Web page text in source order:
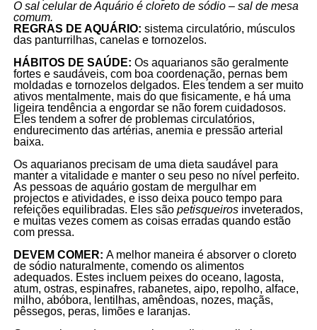
O sal celular de Aquário é cloreto de sódio – sal de mesa
comum.
REGRAS DE AQUÁRIO: sistema circulatório, músculos
das panturrilhas, canelas e tornozelos.
HÁBITOS DE SAÚDE: Os aquarianos são geralmente
fortes e saudáveis, com boa coordenação, pernas bem
moldadas e tornozelos delgados. Eles tendem a ser muito
ativos mentalmente, mais do que fisicamente, e há uma
ligeira tendência a engordar se não forem cuidadosos.
Eles tendem a sofrer de problemas circulatórios,
endurecimento das artérias, anemia e pressão arterial
baixa.
Os aquarianos precisam de uma dieta saudável para
manter a vitalidade e manter o seu peso no nível perfeito.
As pessoas de aquário gostam de mergulhar em
projectos e atividades, e isso deixa pouco tempo para
refeições equilibradas. Eles são petisqueirosinveterados,
e muitas vezes comem as coisas erradas quando estão
com pressa.
DEVEM COMER: A melhor maneira é absorver o cloreto
de sódio naturalmente, comendo os alimentos
adequados. Estes incluem peixes do oceano, lagosta,
atum, ostras, espinafres, rabanetes, aipo, repolho, alface,
milho, abóbora, lentilhas, amêndoas, nozes, maçãs,
pêssegos, peras, limões e laranjas.